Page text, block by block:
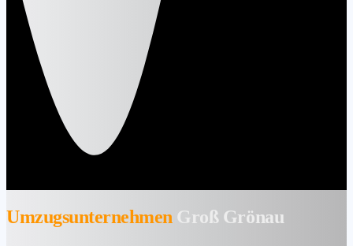
UmzugsunternehmenGroß Grönau